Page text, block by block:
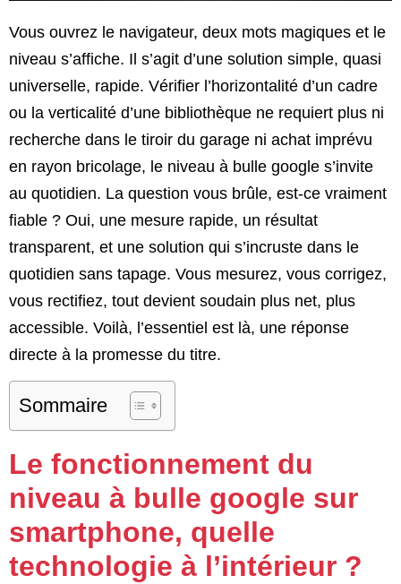
Vous ouvrez le navigateur, deux mots magiques et le
niveau s’affiche. Il s’agit d’une solution simple, quasi
universelle, rapide. Vérifier l’horizontalité d’un cadre
ou la verticalité d’une bibliothèque ne requiert plus ni
recherche dans le tiroir du garage ni achat imprévu
en rayon bricolage, le niveau à bulle google s’invite
au quotidien. La question vous brûle, est-ce vraiment
fiable ? Oui, une mesure rapide, un résultat
transparent, et une solution qui s’incruste dans le
quotidien sans tapage. Vous mesurez, vous corrigez,
vous rectifiez, tout devient soudain plus net, plus
accessible. Voilà, l’essentiel est là, une réponse
directe à la promesse du titre.
Sommaire
Le fonctionnement du
niveau à bulle google sur
smartphone, quelle
technologie à l’intérieur ?